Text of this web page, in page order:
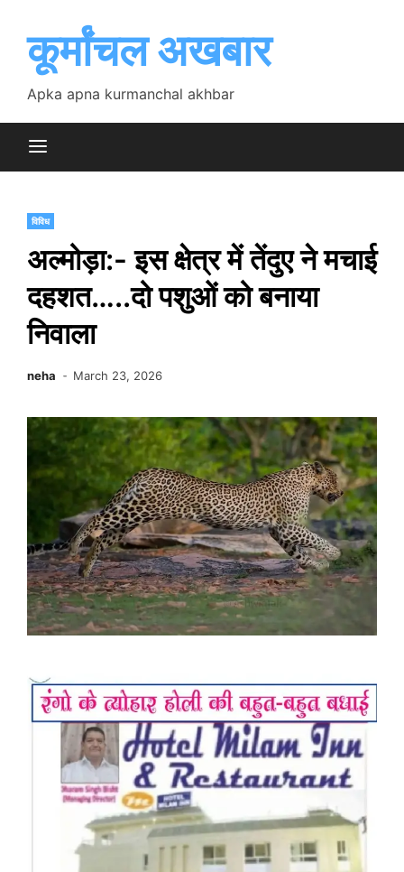
contentकूर्मांचल अखबार
Apka apna kurmanchal akhbar
विविध
अल्मोड़ा:- इस क्षेत्र में तेंदुए ने मचाई
दहशत…..दो पशुओं को बनाया
निवाला
neha March 23, 2026